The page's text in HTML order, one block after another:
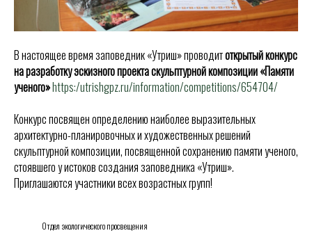
В настоящее время заповедник «Утриш» проводитоткрытый конкурс
на разработку эскизного проекта скульптурной композиции «Памяти
ученого»https:/utrishgpz.ru/information/competitions/654704/
Конкурс посвящен определению наиболее выразительных
архитектурно-планировочных и художественных решений
скульптурной композиции, посвященной сохранению памяти ученого,
стоявшего у истоков создания заповедника «Утриш».
Приглашаются участники всех возрастных групп!
Отдел экологического просвещения